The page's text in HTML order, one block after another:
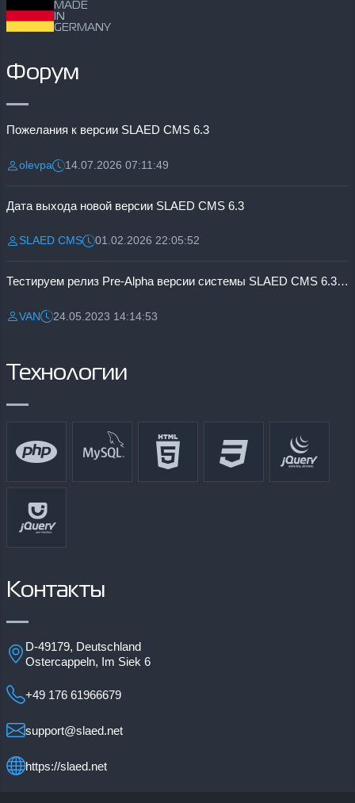
MADE
IN
GERMANY
Форум
Пожелания к версии SLAED CMS 6.3
Разместил:
olevpaДата:14.07.2026 07:11:49
Дата выхода новой версии SLAED CMS 6.3
Разместил:
SLAED CMSДата:01.02.2026 22:05:52
Тестируем релиз Pre-Alpha версии системы SLAED CMS 6.3 Pro
Разместил:
VANДата:24.05.2023 14:14:53
Технологии
Контакты
D-49179, Deutschland
Ostercappeln, Im Siek 6
+49 176 61966679
support@slaed.net
https://slaed.net